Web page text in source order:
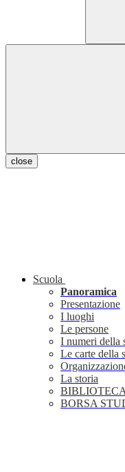
close
Scuola
Panoramica
Presentazione
I luoghi
Le persone
I numeri della
Le carte della
La storia
BORSA